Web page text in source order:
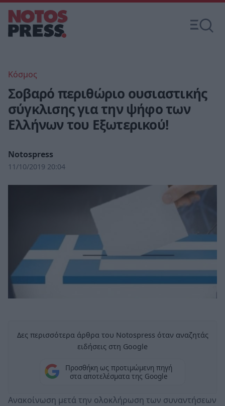
Κόσμος
Σοβαρό περιθώριο ουσιαστικής
σύγκλισης για την ψήφο των
Ελλήνων του Εξωτερικού!
Notospress
11/10/2019 20:04
Δες περισσότερα άρθρα του Notospress όταν αναζητάς
ειδήσεις στη Google
Προσθήκη ως προτιμώμενη πηγή
στα αποτελέσματα της Google
Ανακοίνωση μετά την ολοκλήρωση των συναντήσεων